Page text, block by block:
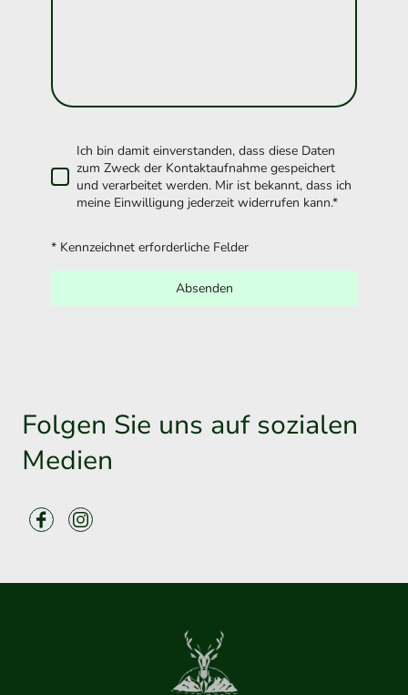
Ich bin damit einverstanden, dass diese Daten
zum Zweck der Kontaktaufnahme gespeichert
und verarbeitet werden. Mir ist bekannt, dass ich
meine Einwilligung jederzeit widerrufen kann.*
* Kennzeichnet erforderliche Felder
Absenden
Folgen Sie uns auf sozialen
Medien